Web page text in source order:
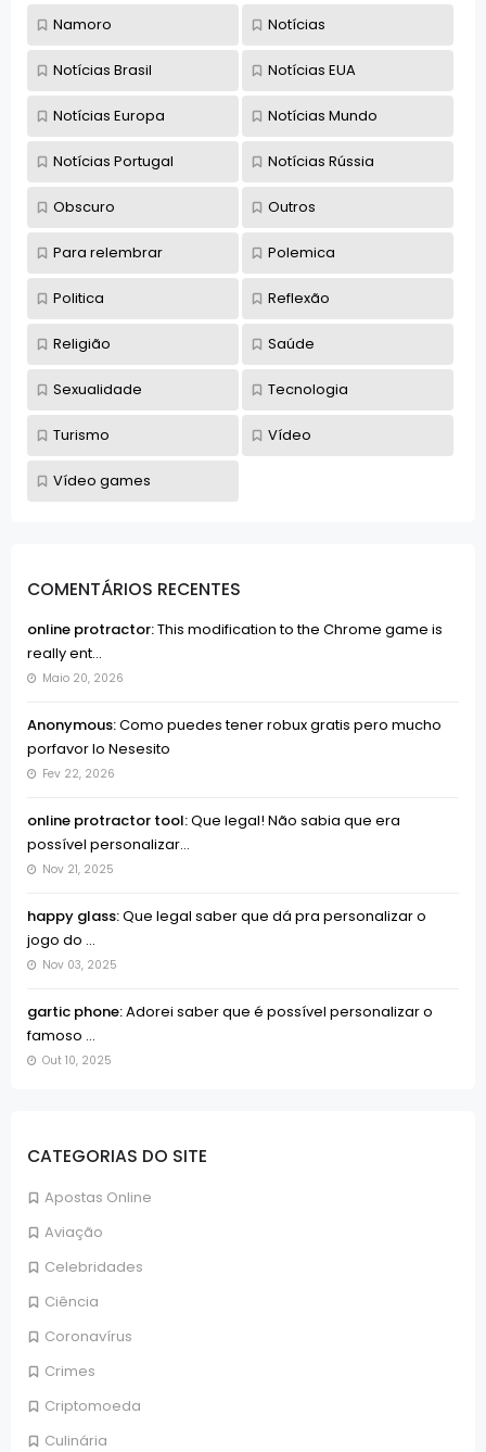
COMENTÁRIOS RECENTES
online protractor:This modification to the Chrome game is
really ent...
Maio 20, 2026
Anonymous:Como puedes tener robux gratis pero mucho
porfavor lo Nesesito
Fev 22, 2026
online protractor tool:Que legal! Não sabia que era
possível personalizar...
Nov 21, 2025
happy glass:Que legal saber que dá pra personalizar o
jogo do ...
Nov 03, 2025
gartic phone:Adorei saber que é possível personalizar o
famoso ...
Out 10, 2025
CATEGORIAS DO SITE
Apostas Online
Aviação
Celebridades
Ciência
Coronavírus
Crimes
Criptomoeda
Culinária
Namoro Notícias
Notícias Brasil Notícias EUA
Notícias Europa Notícias Mundo
Notícias Portugal Notícias Rússia
Obscuro Outros
Para relembrar Polemica
Politica Reflexão
Religião Saúde
Sexualidade Tecnologia
Turismo Vídeo
Vídeo games